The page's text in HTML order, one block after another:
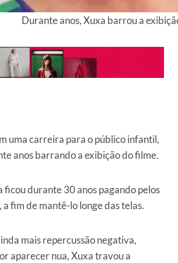
Durante anos, Xuxa barrou a
uma carreira para o público infantil,
anos barrando a exibição do filme.
durante 30 anos pagando pelos
fim de mantê-lo longe das telas.
mais repercussão negativa,
aparecer nua, Xuxa travou a